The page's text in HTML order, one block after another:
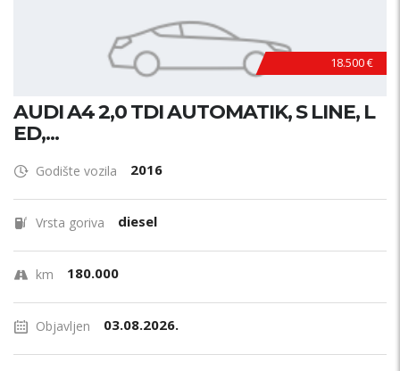
18.500 €
AUDI A4 2,0 TDI AUTOMATIK, S LINE, L
ED,...
Godište vozila 2016
Vrsta goriva diesel
km 180.000
Objavljen 03.08.2026.